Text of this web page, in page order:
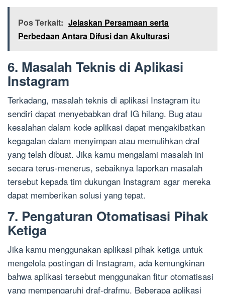
Pos Terkait: Jelaskan Persamaan serta
Perbedaan Antara Difusi dan Akulturasi
6. Masalah Teknis di Aplikasi
Instagram
Terkadang, masalah teknis di aplikasi Instagram itu
sendiri dapat menyebabkan draf IG hilang. Bug atau
kesalahan dalam kode aplikasi dapat mengakibatkan
kegagalan dalam menyimpan atau memulihkan draf
yang telah dibuat. Jika kamu mengalami masalah ini
secara terus-menerus, sebaiknya laporkan masalah
tersebut kepada tim dukungan Instagram agar mereka
dapat memberikan solusi yang tepat.
7. Pengaturan Otomatisasi Pihak
Ketiga
Jika kamu menggunakan aplikasi pihak ketiga untuk
mengelola postingan di Instagram, ada kemungkinan
bahwa aplikasi tersebut menggunakan fitur otomatisasi
yang mempengaruhi draf-drafmu. Beberapa aplikasi